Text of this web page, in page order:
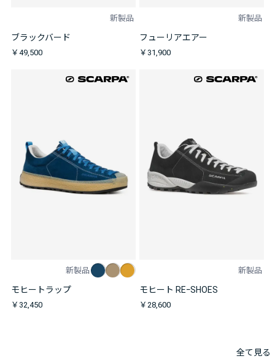
新製品
ブラックバード
￥49,500
新製品
フューリアエアー
￥31,900
新製品
モヒートラップ
￥32,450
新製品
モヒート REｰSHOES
￥28,600
全て見る